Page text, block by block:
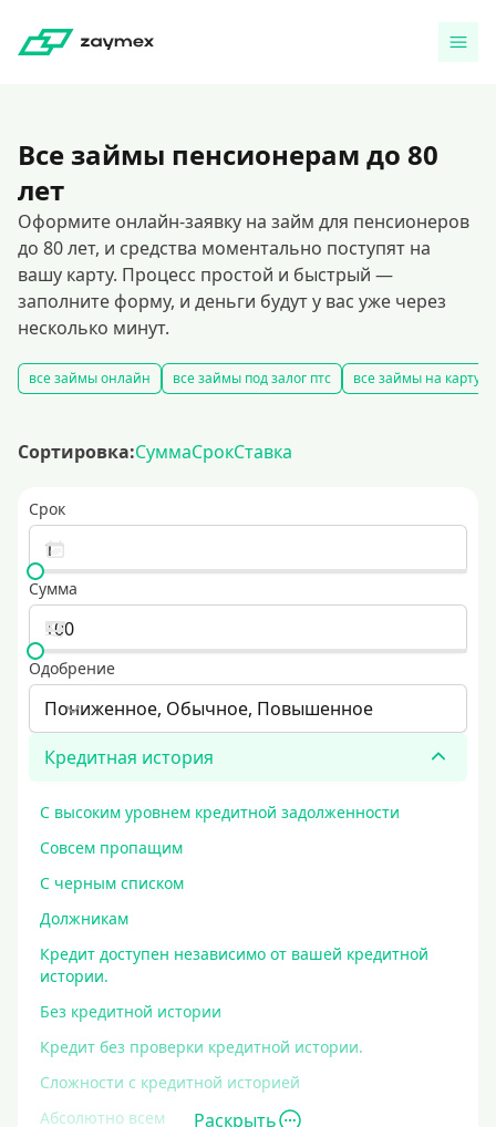
Все займы пенсионерам до 80
лет
Оформите онлайн-заявку на займ для пенсионеров
до 80 лет, и средства моментально поступят на
вашу карту. Процесс простой и быстрый —
заполните форму, и деньги будут у вас уже через
несколько минут.
все займы онлайн все займы под залог птс все займы на карту
Сортировка:СуммаСрокСтавка
Срок
Сумма
Одобрение
Пониженное, Обычное, Повышенное
Кредитная история
С высоким уровнем кредитной задолженности
Совсем пропащим
С черным списком
Должникам
Кредит доступен независимо от вашей кредитной
истории.
Без кредитной истории
Кредит без проверки кредитной истории.
Сложности с кредитной историей
Абсолютно всем
Раскрыть